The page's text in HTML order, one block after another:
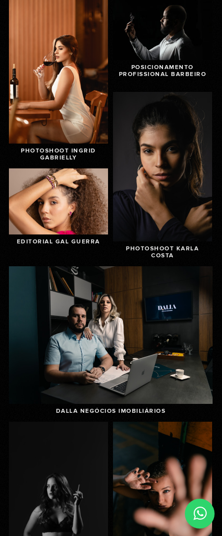
PHOTOSHOOT INGRID
GABRIELLY
POSICIONAMENTO
PROFISSIONAL BARBEIRO
PHOTOSHOOT KARLA
COSTA
EDITORIAL GAL GUERRA
DALLA NEGÓCIOS IMOBILIÁRIOS